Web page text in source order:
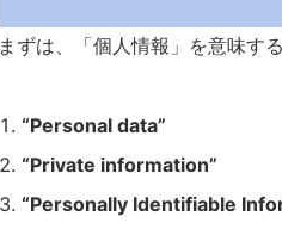
まずは、「個人情報」を意味す
“Personal data”
“Private information”
“Personally Identifiable